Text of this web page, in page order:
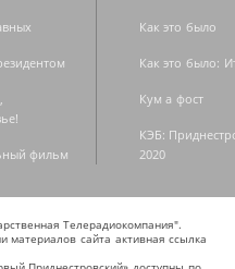
фильм
Как это было
Как это было:
Кум а фост
КЭБ:
2020
Телерадиокомпания".
сайта активная ссылка